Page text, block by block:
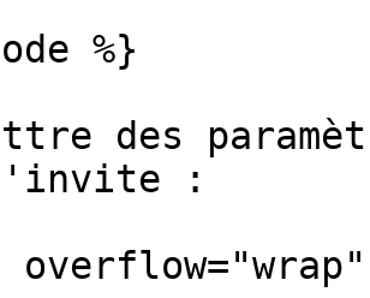
%}
des
: